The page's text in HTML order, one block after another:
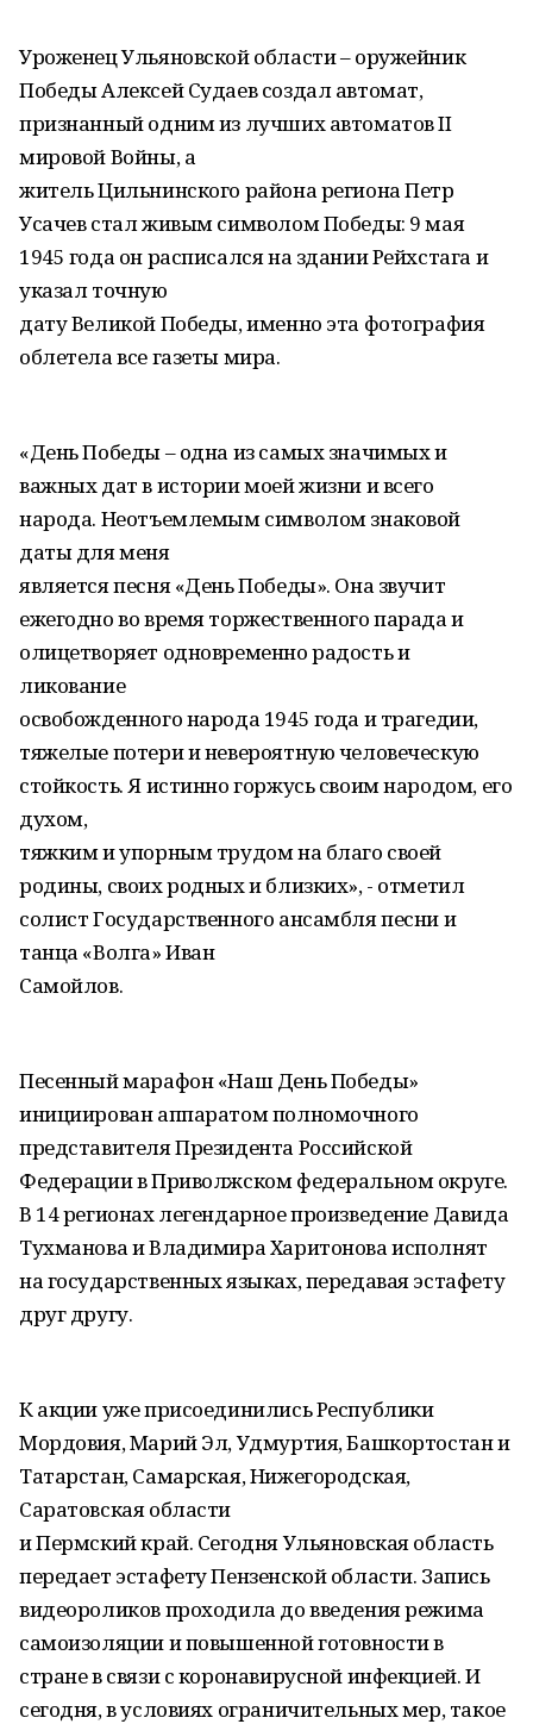
Уроженец Ульяновской области – оружейник
Победы Алексей Судаев создал автомат,
признанный одним из лучших автоматов II
мировой Войны, а
житель Цильнинского района региона Петр
Усачев стал живым символом Победы: 9 мая
1945 года он расписался на здании Рейхстага и
указал точную
дату Великой Победы, именно эта фотография
облетела все газеты мира.
«День Победы – одна из самых значимых и
важных дат в истории моей жизни и всего
народа. Неотъемлемым символом знаковой
даты для меня
является песня «День Победы». Она звучит
ежегодно во время торжественного парада и
олицетворяет одновременно радость и
ликование
освобожденного народа 1945 года и трагедии,
тяжелые потери и невероятную человеческую
стойкость. Я истинно горжусь своим народом, его
духом,
тяжким и упорным трудом на благо своей
родины, своих родных и близких», - отметил
солист Государственного ансамбля песни и
танца «Волга» Иван
Самойлов.
Песенный марафон «Наш День Победы»
инициирован аппаратом полномочного
представителя Президента Российской
Федерации в Приволжском федеральном округе.
В 14 регионах легендарное произведение Давида
Тухманова и Владимира Харитонова исполнят
на государственных языках, передавая эстафету
друг другу.
К акции уже присоединились Республики
Мордовия, Марий Эл, Удмуртия, Башкортостан и
Татарстан, Самарская, Нижегородская,
Саратовская области
и Пермский край. Сегодня Ульяновская область
передает эстафету Пензенской области. Запись
видеороликов проходила до введения режима
самоизоляции и повышенной готовности в
стране в связи с коронавирусной инфекцией. И
сегодня, в условиях ограничительных мер, такое